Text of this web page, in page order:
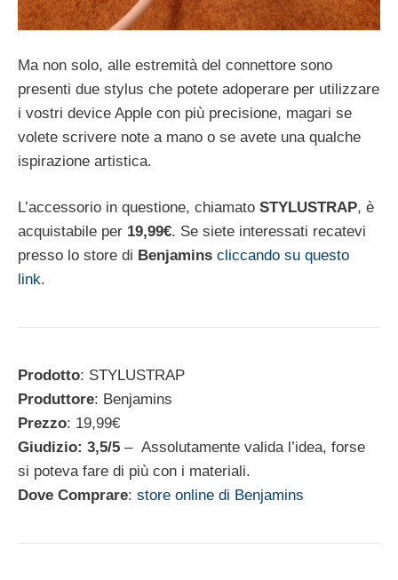
Ma non solo, alle estremità del connettore sono
presenti due stylus che potete adoperare per utilizzare
i vostri device Apple con più precisione, magari se
volete scrivere note a mano o se avete una qualche
ispirazione artistica.
L’accessorio in questione, chiamato STYLUSTRAP, è
acquistabile per 19,99€. Se siete interessati recatevi
presso lo store di Benjamins cliccando su questo
link.
Prodotto: STYLUSTRAP
Produttore: Benjamins
Prezzo: 19,99€
Giudizio: 3,5/5 – Assolutamente valida l’idea, forse
si poteva fare di più con i materiali.
Dove Comprare: store online di Benjamins